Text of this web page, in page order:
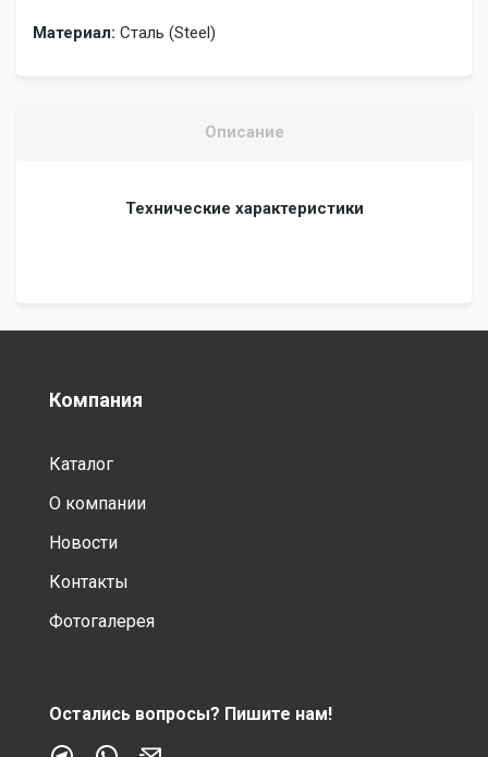
Материал: Сталь (Steel)
Описание
Технические характеристики
Компания
Каталог
О компании
Новости
Контакты
Фотогалерея
Остались вопросы? Пишите нам!